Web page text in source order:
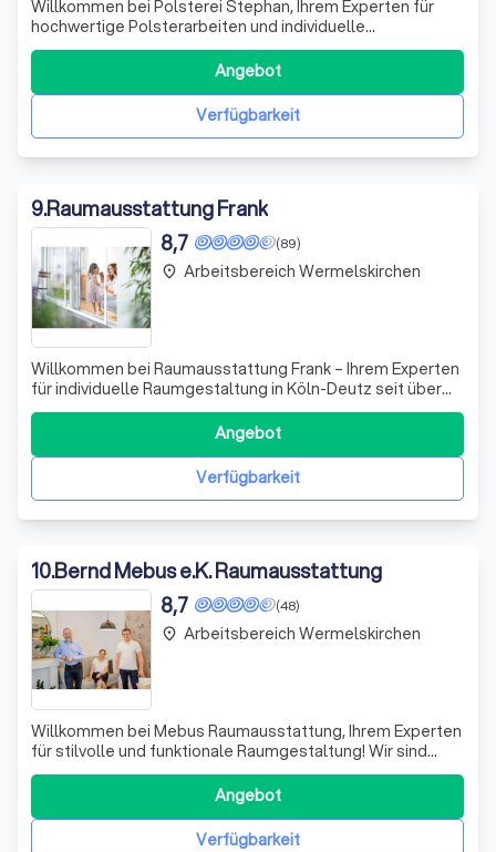
Willkommen bei Polsterei Stephan, Ihrem Experten für
hochwertige Polsterarbeiten und individuelle
Möbelgestaltungen. Wir zeichnen uns durch unsere
Leidenschaft für Handwerk und unser Engagement für
Qualität aus. Jedes Projekt, das wir annehmen, wird mit
größter Sorgfalt und Präzision umgesetzt. Ob e
Verfügbarkeit
Angebot
9.Raumausstattung Frank
(89)
8,7
Willkommen bei Raumausstattung Frank – Ihrem Experten
für individuelle Raumgestaltung in Köln-Deutz seit über
100 Jahren! Wir verstehen, dass Ihr Zuhause ein
Spiegelbild Ihrer Persönlichkeit ist. Deshalb setzen wir
alles daran, Ihre Wohnräume nach Ihren Vorstellungen zu
gestalten. Ob Gardinen, Dekor
Verfügbarkeit
Angebot
place Arbeitsbereich Wermelskirchen
10.Bernd Mebus e.K. Raumausstattung
(48)
8,7
Willkommen bei Mebus Raumausstattung, Ihrem Experten
für stilvolle und funktionale Raumgestaltung! Wir sind
leidenschaftlich daran interessiert, Ihre Wohnräume mit
hochwertigen Gardinen, Vorhängen und
Insektenschutzlösungen zu bereichern. Ob Sie klare
Vorstellungen für Ihr Projekt haben oder noch Fr
Verfügbarkeit
Angebot
place Arbeitsbereich Wermelskirchen